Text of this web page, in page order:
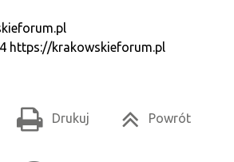
https://krakowskieforum.pl
Drukuj Powrót